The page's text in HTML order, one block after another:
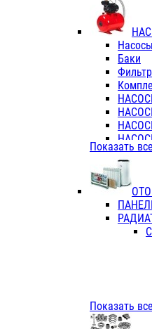
ТРУБЫ
Насосы
Баки
Показать все
Показать все